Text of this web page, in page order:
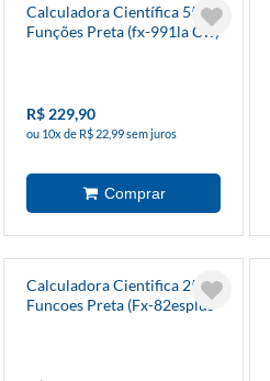
Calculadora Científica 550
Funções Preta (fx-991la Cw)
R$ 229,90
ou 10x de R$ 22,99 sem juros
Calculadora Cientifica 252
Funcoes Preta (Fx-82esplus-